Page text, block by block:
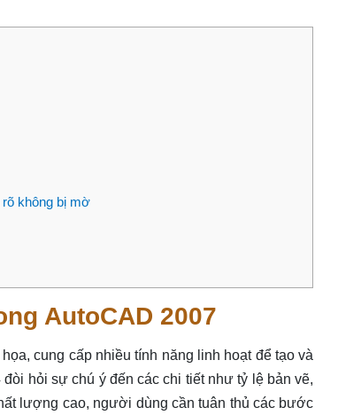
không bị mờ
AutoCAD 2007
cung cấp nhiều tính năng linh hoạt để tạo và
hỏi sự chú ý đến các chi tiết như tỷ lệ bản vẽ,
lượng cao, người dùng cần tuân thủ các bước